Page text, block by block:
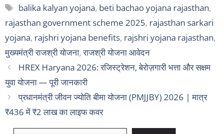
Tags
balika kalyan yojana, beti bachao yojana rajasthan,
rajasthan government scheme 2025, rajasthan sarkari
yojana, rajshri yojana benefits, rajshri yojana rajasthan,
मुख्यमंत्री राजश्री योजना,राजश्री योजना आवेदन
HREX Haryana 2026: रजिस्ट्रेशन, बेरोज़गारी भत्ता और सक्षम
युवा योजना — पूरी जानकारी
प्रधानमंत्री जीवन ज्योति बीमा योजना (PMJJBY) 2026 | मात्र
₹436 में ₹2 लाख का लाइफ कवर